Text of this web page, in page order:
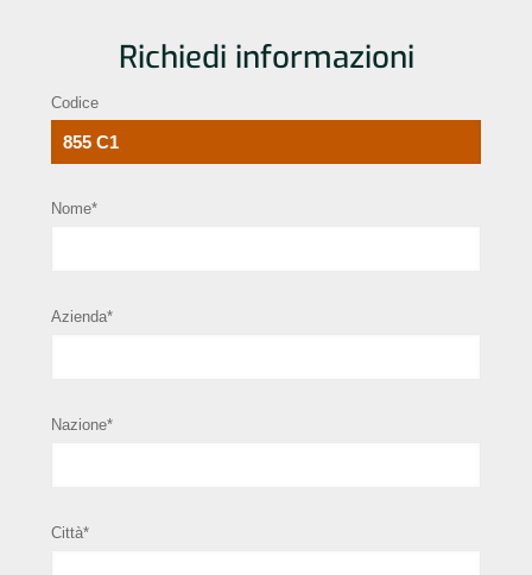
Richiedi informazioni
Codice
Nome*
Azienda*
Nazione*
Città*